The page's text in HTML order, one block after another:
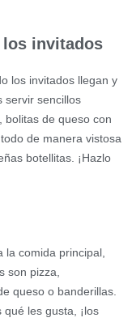
los invitados
los invitados llegan y
servir sencillos
bolitas de queso con
de manera vistosa
botellitas. ¡Hazlo
comida principal,
son pizza,
queso o banderillas.
les gusta, ¡los